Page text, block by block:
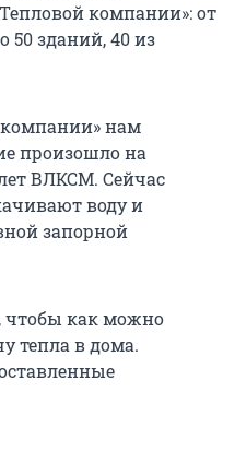
компании»: от
50 зданий, 40 из
компании» нам
произошло на
ВЛКСМ. Сейчас
воду и
запорной
чтобы как можно
тепла в дома.